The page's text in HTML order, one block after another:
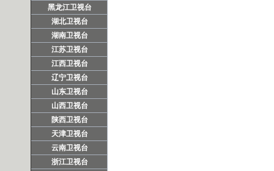
黑龙江卫视台
湖北卫视台
湖南卫视台
江苏卫视台
江西卫视台
辽宁卫视台
山东卫视台
山西卫视台
陕西卫视台
天津卫视台
云南卫视台
浙江卫视台